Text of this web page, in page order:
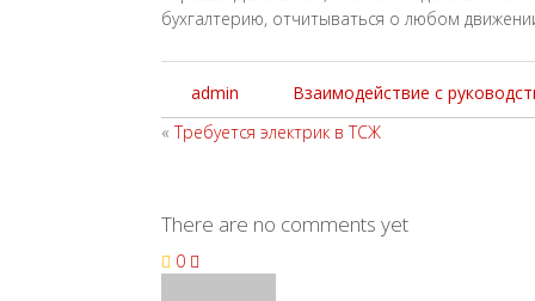
бухгалтерию, отчитываться о любом
admin
Взаимодействие с
«Требуется электрик в ТСЖ
There are no comments yet
0